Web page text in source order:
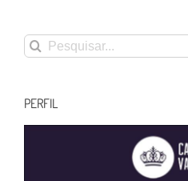
Buscar
resultados
PERFIL